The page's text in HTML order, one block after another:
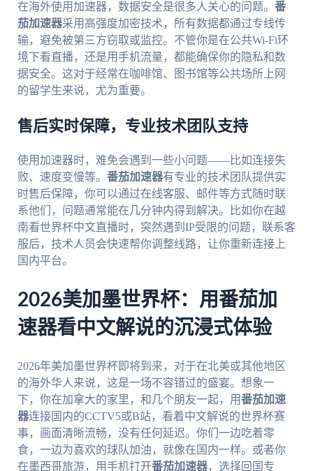
在海外使用加速器，数据安全是很多人关心的问题。 番
茄加速器采用高强度加密技术，所有数据都通过专线传
输，避免被第三方窃取或监控。不管你是在公共Wi-Fi环
境下看直播，还是用手机流量，都能确保你的隐私和数
据安全。这对于经常在咖啡馆、图书馆等公共场所上网
的留学生来说，尤为重要。
售后实时保障，专业技术团队支持
使用加速器时，难免会遇到一些小问题——比如连接失
败、速度变慢等。 番茄加速器有专业的技术团队提供实
时售后保障，你可以通过在线客服、邮件等方式随时联
系他们，问题通常能在几分钟内得到解决。比如你在越
南看世界杯中文直播时，突然遇到IP受限的问题，联系客
服后，技术人员会快速帮你调整线路，让你重新连接上
国内平台。
2026美加墨世界杯：用番茄加
速器看中文解说的沉浸式体验
2026年美加墨世界杯即将到来，对于在北美或其他地区
的海外华人来说，这是一场不容错过的盛宴。想象一
下，你在加拿大的家里，和几个朋友一起，用番茄加速
器连接国内的CCTV5或B站，看着中文解说的世界杯赛
事，画面清晰流畅，没有任何延迟。你们一边吃着零
食，一边为喜欢的球队加油，就像在国内一样。或者你
在墨西哥旅游，用手机打开番茄加速器，选择回国专